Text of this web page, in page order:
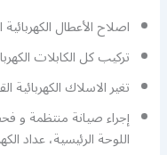
اصلاح الأعطال
تركيب كل الكابلات
تغير الاسلاك الكهربائية
إجراء صيانة منتظمة و
اللوحة الرئيسية، عداد